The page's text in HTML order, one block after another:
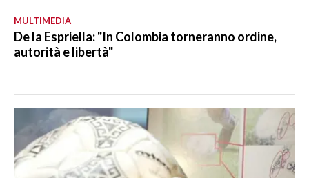
MULTIMEDIA
De la Espriella: "In Colombia torneranno ordine,
autorità e libertà"